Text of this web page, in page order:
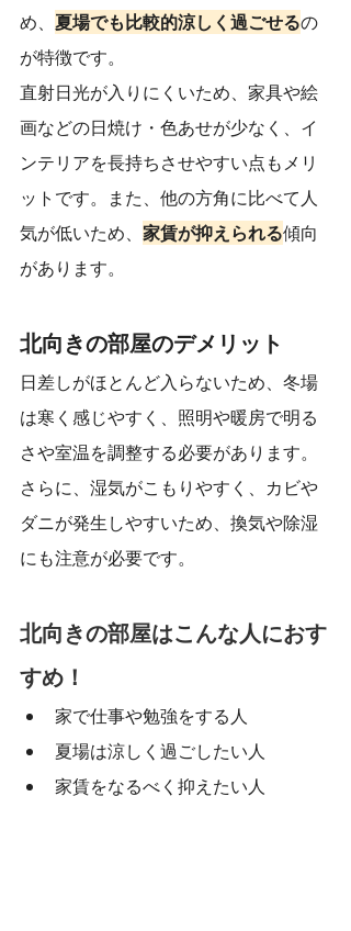
め、 夏場でも比較的涼しく過ごせるの
が特徴です。
直射日光が入りにくいため、家具や絵
画などの日焼け・色あせが少なく、イ
ンテリアを長持ちさせやすい点もメリ
ットです。また、他の方角に比べて人
気が低いため、 家賃が抑えられる傾向
があります。
北向きの部屋のデメリット
日差しがほとんど入らないため、冬場
は寒く感じやすく、照明や暖房で明る
さや室温を調整する必要があります。
さらに、湿気がこもりやすく、カビや
ダニが発生しやすいため、換気や除湿
にも注意が必要です。
北向きの部屋はこんな人におす
すめ！
家で仕事や勉強をする人
夏場は涼しく過ごしたい人
家賃をなるべく抑えたい人